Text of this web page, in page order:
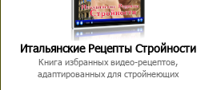
Итальянские Рецепты Стройности
Книга избранных видео-рецептов,
адаптированных для стройнеющих